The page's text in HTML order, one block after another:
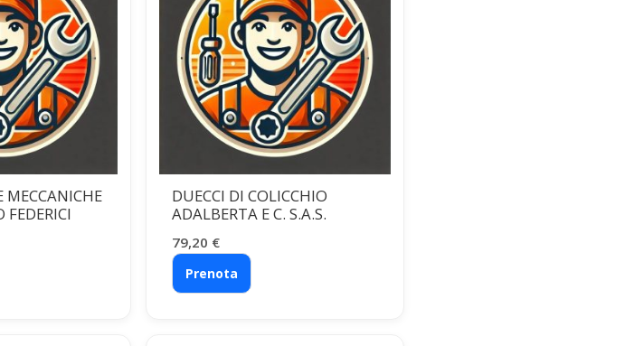
MECCANICHE
FEDERICI
DUECCI DI COLICCHIO
ADALBERTA E C. S.A.S.
79,20 €
Prenota